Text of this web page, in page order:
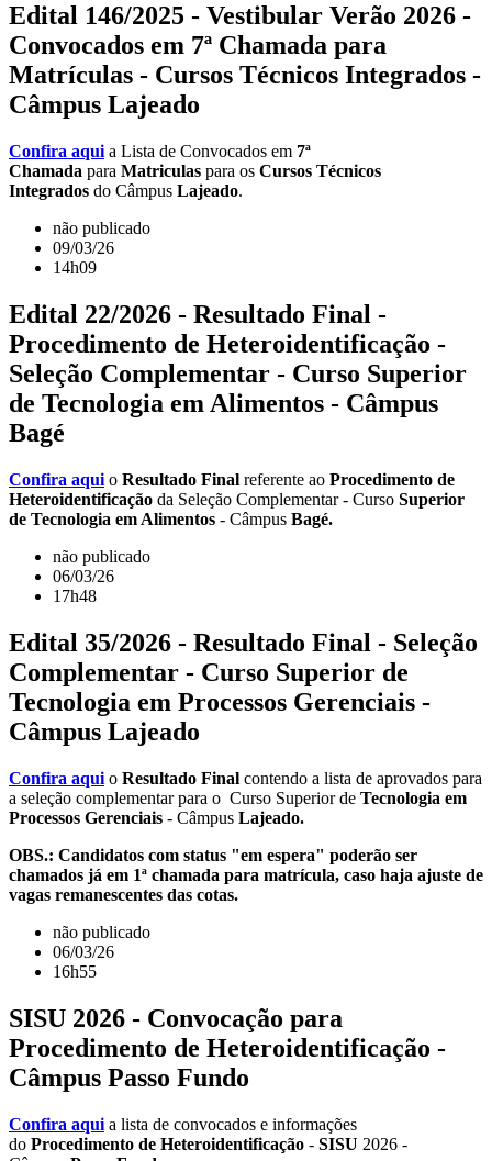
Edital 146/2025 - Vestibular Verão 2026 -
Convocados em 7ª Chamada para
Matrículas - Cursos Técnicos Integrados -
Câmpus Lajeado
Confira aqui a Lista de Convocados em 7ª
Chamada para Matriculas para os Cursos Técnicos
Integrados do Câmpus Lajeado.
não publicado
09/03/26
14h09
Edital 22/2026 - Resultado Final -
Procedimento de Heteroidentificação -
Seleção Complementar - Curso Superior
de Tecnologia em Alimentos - Câmpus
Bagé
Confira aqui o Resultado Final referente ao Procedimento de
Heteroidentificação da Seleção Complementar - Curso Superior
de Tecnologia em Alimentos - Câmpus Bagé.
não publicado
06/03/26
17h48
Edital 35/2026 - Resultado Final - Seleção
Complementar - Curso Superior de
Tecnologia em Processos Gerenciais -
Câmpus Lajeado
Confira aqui o Resultado Final contendo a lista de aprovados para
a seleção complementar para o Curso Superior de Tecnologia em
Processos Gerenciais - Câmpus Lajeado.
OBS.: Candidatos com status "em espera" poderão ser
chamados já em 1ª chamada para matrícula, caso haja ajuste de
vagas remanescentes das cotas.
não publicado
06/03/26
16h55
SISU 2026 - Convocação para
Procedimento de Heteroidentificação -
Câmpus Passo Fundo
Confira aqui a lista de convocados e informações
do Procedimento de Heteroidentificação - SISU 2026 -